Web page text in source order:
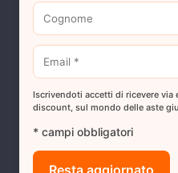
Iscrivendoti accetti di ricevere via
discount, sul mondo delle aste
* campi obbligatori